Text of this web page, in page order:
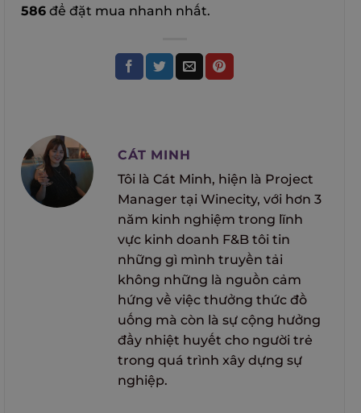
586 để đặt mua nhanh nhất.
CÁT MINH
Tôi là Cát Minh, hiện là Project
Manager tại Winecity, với hơn 3
năm kinh nghiệm trong lĩnh
vực kinh doanh F&B tôi tin
những gì mình truyền tải
không những là nguồn cảm
hứng về việc thưởng thức đồ
uống mà còn là sự cộng hưởng
đầy nhiệt huyết cho người trẻ
trong quá trình xây dựng sự
nghiệp.